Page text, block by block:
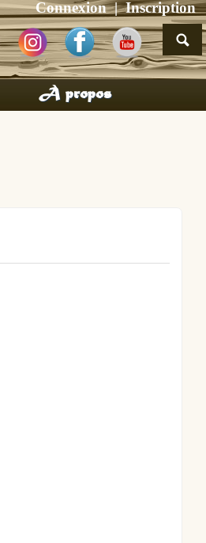
Connexion Inscription
À propos